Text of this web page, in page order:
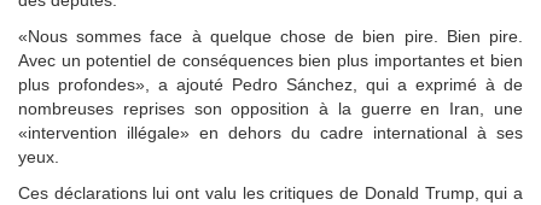
«Nous sommes face à quelque chose de bien pire. Bien pire.
Avec un potentiel de conséquences bien plus importantes et bien
plus profondes», a ajouté Pedro Sánchez, qui a exprimé à de
nombreuses reprises son opposition à la guerre en Iran, une
«intervention illégale» en dehors du cadre international à ses
yeux.
Ces déclarations lui ont valu les critiques de Donald Trump, qui a